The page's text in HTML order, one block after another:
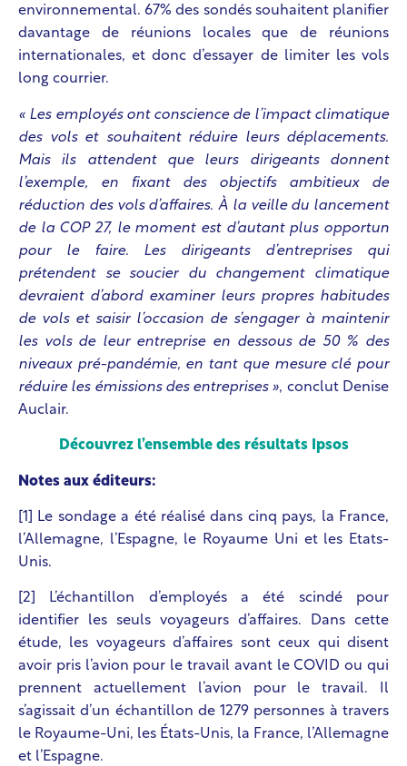
environnemental. 67% des sondés souhaitent planifier
davantage de réunions locales que de réunions
internationales, et donc d’essayer de limiter les vols
long courrier.
« Les employés ont conscience de l’impact climatique
des vols et souhaitent réduire leurs déplacements.
Mais ils attendent que leurs dirigeants donnent
l’exemple, en fixant des objectifs ambitieux de
réduction des vols d’affaires. À la veille du lancement
de la COP 27, le moment est d’autant plus opportun
pour le faire. Les dirigeants d’entreprises qui
prétendent se soucier du changement climatique
devraient d’abord examiner leurs propres habitudes
de vols et saisir l’occasion de s’engager à maintenir
les vols de leur entreprise en dessous de 50 % des
niveaux pré-pandémie, en tant que mesure clé pour
réduire les émissions des entreprises », conclut Denise
Auclair.
Découvrez l’ensemble des résultats Ipsos
Notes aux éditeurs:
[1]
Le sondage a été réalisé dans cinq pays, la France,
l’Allemagne, l’Espagne, le Royaume Uni et les Etats-
Unis.
[2] L’échantillon d’employés a été scindé pour
identifier les seuls voyageurs d’affaires. Dans cette
étude, les voyageurs d’affaires sont ceux qui disent
avoir pris l’avion pour le travail avant le COVID ou qui
prennent actuellement l’avion pour le travail. Il
s’agissait d’un échantillon de 1279 personnes à travers
le Royaume-Uni, les ‎États-Unis, la France, l’Allemagne
et l’Espagne.